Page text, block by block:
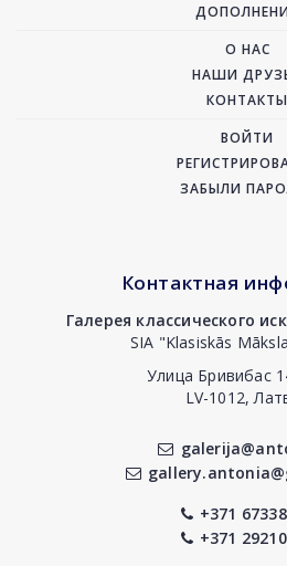
О НАС
НАШИ
КОНТАКТЫ
ВОЙТИ
ЗАБЫЛИ
Контактная
Галерея классического
SIA "Klasiskās
Улица Бривибас
LV-1012,
+371
+371